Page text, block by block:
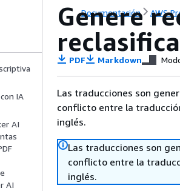
IA
AI
AI
Documentación AWS
Genere
PDF Markdown
Las traducciones son
conflicto entre la
inglés.
Las traducciones son
conflicto entre la
inglés.